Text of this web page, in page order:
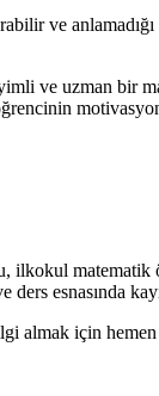
ve
ve uzman bir
ilkokul
esnasında
almak için